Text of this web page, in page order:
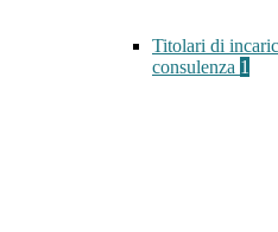
Titolari di
consulenza 1